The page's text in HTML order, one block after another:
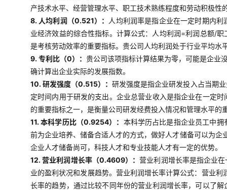
产技术水平、经营管理水平、职工技术熟练程度和劳动积极
8. 人均利润（0.521）： 人均利润率是指企业在一定时期内
业经济效益的综合性指标。计算公式：人均利润=利润总额/
是考核劳动效率的重要指标。贵公司人均利润处于行业平均
9. 专利比（0）： 贵公司该项指标计算结果为零，可能是企业
确计算出企业实际的发展指数。
10. 研发强度（0.515）：研发强度是指企业研发投入占当期
定时间内用于研发的支出。企业总营业收入是指企业在一定
的重要指标之一，是衡量公司研发经费投入情况和管理水平
11. 本科学历比（0.9254）： 本科学历占比是指企业员工中
前为企业培养、储备合适人才的方式，做好人才储备可以为
企业人才储备尚可，科技人才和专业技能人才有一定的优势。
12. 营业利润增长率（0.4609）：营业利润增长率是指企业
业的盈利状况和发展趋势。营业利润增长率计算公式：营业
长率的趋势，通过比较不同年份的营业利润增长率，可以了